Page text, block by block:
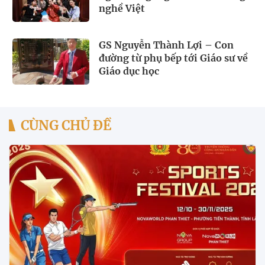
nghề Việt
GS Nguyễn Thành Lợi – Con
đường từ phụ bếp tới Giáo sư về
Giáo dục học
CÙNG CHỦ ĐỀ